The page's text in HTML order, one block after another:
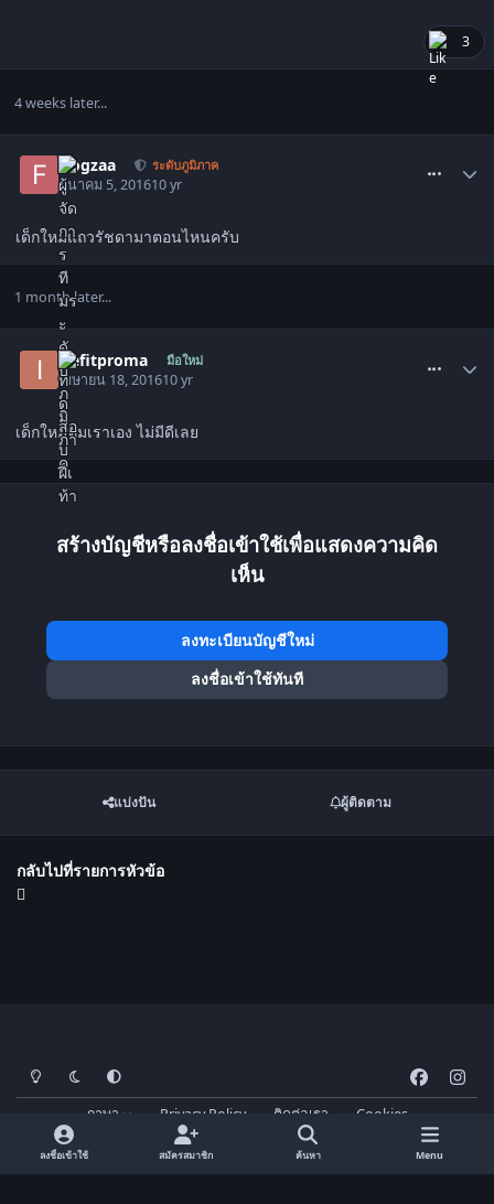
3
4 weeks later...
frogzaa ระดับภูมิภาค
มีนาคม 5, 201610 yr
เด็กใหม่แถวรัชดามาตอนไหนครับ
1 month later...
icefitproma มือใหม่
เมษายน 18, 201610 yr
comment_1517964
เด็กใหม่ทีมเราเอง ไม่มีดีเลย
สร้างบัญชีหรือลงชื่อเข้าใช้เพื่อแสดงความคิด
เห็น
ลงทะเบียนบัญชีใหม่
ลงชื่อเข้าใช้ทันที
แบ่งปัน ผู้ติดตาม
กลับไปที่รายการหัวข้อ
โหมดสว่างโหมดมืด การตั้งค่าระบบ
a
b
n
s
t
a
ภาษา Privacy Policy ติดต่อเรา
Cookies
FM-Thai.comPowered by Invision Community
ลงชื่อเข้าใช้ สมัครสมาชิก ค้นหา Menu